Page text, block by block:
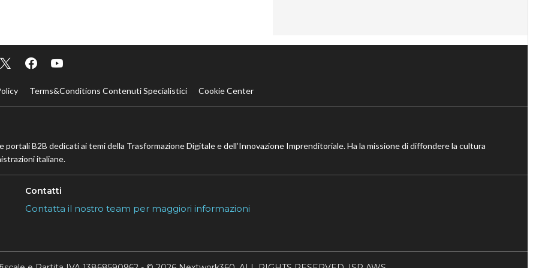
Terms&Conditions Contenuti Specialistici Cookie Center
B2B dedicati ai temi della Trasformazione Digitale e dell’Innovazione Imprenditoriale. Ha la missione di diffondere la cultura
italiane.
Contatti
Contatta il nostro team per maggiori informazioni